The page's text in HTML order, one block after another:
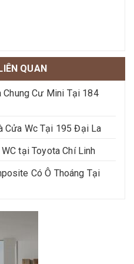
QUAN
Cư Mini Tại 184
Cửa Wc Tại 195 Đại La
tại Toyota Chí Linh
Có Ô Thoáng Tại